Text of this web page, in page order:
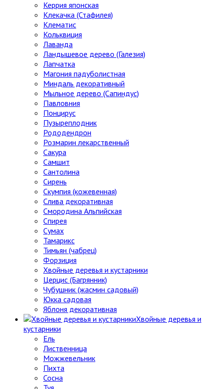
Керрия японская
Клекачка (Стафилея)
Клематис
Кольквиция
Лаванда
Ландышевое дерево (Галезия)
Лапчатка
Магония падуболистная
Миндаль декоративный
Мыльное дерево (Сапиндус)
Павловния
Понцирус
Пузыреплодник
Рододендрон
Розмарин лекарственный
Сакура
Самшит
Сантолина
Сирень
Скумпия (кожевенная)
Слива декоративная
Смородина Альпийская
Спирея
Сумах
Тамарикс
Тимьян (чабрец)
Форзиция
Хвойные деревья и кустарники
Церцис (Багрянник)
Чубушник (жасмин садовый)
Юкка садовая
Яблоня декоративная
Хвойные деревья и
кустарники
Ель
Лиственница
Можжевельник
Пихта
Сосна